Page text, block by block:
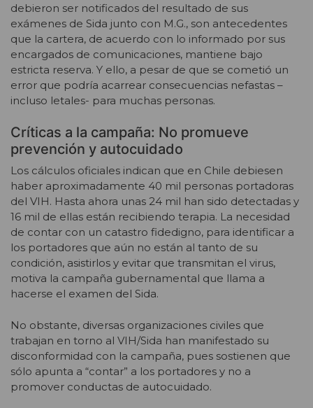
debieron ser notificados del resultado de sus
exámenes de Sida junto con M.G., son antecedentes
que la cartera, de acuerdo con lo informado por sus
encargados de comunicaciones, mantiene bajo
estricta reserva. Y ello, a pesar de que se cometió un
error que podría acarrear consecuencias nefastas –
incluso letales- para muchas personas.
Críticas a la campaña: No promueve
prevención y autocuidado
Los cálculos oficiales indican que en Chile debiesen
haber aproximadamente 40 mil personas portadoras
del VIH. Hasta ahora unas 24 mil han sido detectadas y
16 mil de ellas están recibiendo terapia. La necesidad
de contar con un catastro fidedigno, para identificar a
los portadores que aún no están al tanto de su
condición, asistirlos y evitar que transmitan el virus,
motiva la campaña gubernamental que llama a
hacerse el examen del Sida.
No obstante, diversas organizaciones civiles que
trabajan en torno al VIH/Sida han manifestado su
disconformidad con la campaña, pues sostienen que
sólo apunta a “contar” a los portadores y no a
promover conductas de autocuidado.